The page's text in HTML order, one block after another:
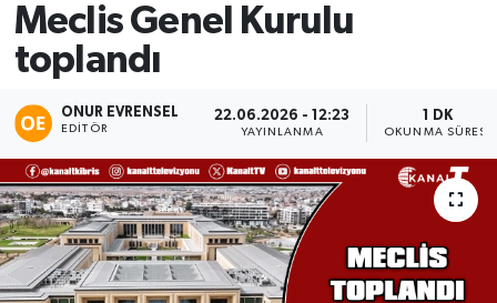
Meclis Genel Kurulu
toplandı
ONUR EVRENSEL
EDITÖR
22.06.2026 - 12:23
YAYINLANMA
1 DK
OKUNMA SÜRESI